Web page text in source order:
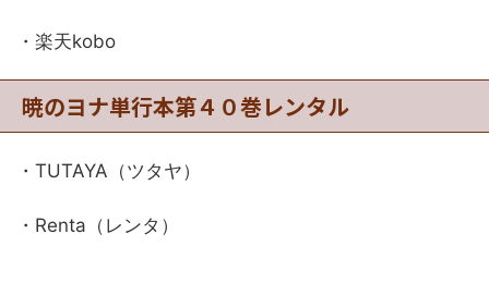
・楽天kobo
暁のヨナ単行本第４０巻レンタル
・TUTAYA（ツタヤ）
・Renta（レンタ）